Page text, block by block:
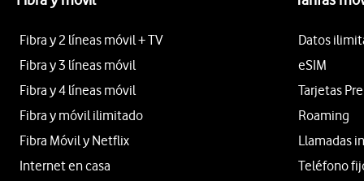
Fibra y 2 líneas móvil + TV
Fibra y 3 líneas móvil
Fibra y 4 líneas móvil
Fibra y móvil ilimitado
Fibra Móvil y Netflix
Internet en casa
Datos
eSIM
Tarjetas
Roaming
Llamadas
Teléfono